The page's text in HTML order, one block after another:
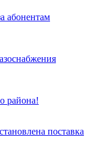
абонентам
района!
поставка